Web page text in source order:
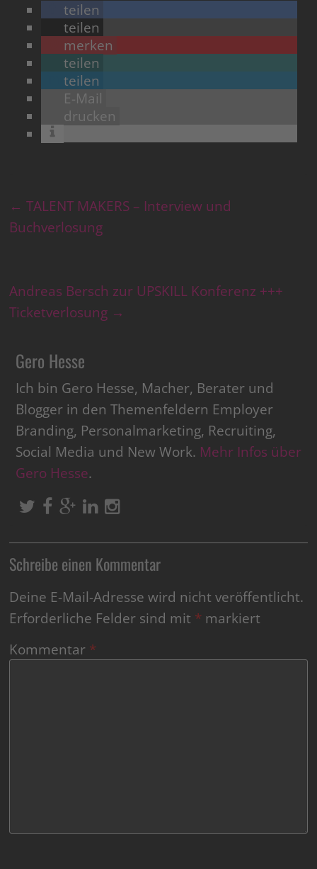
teilen
teilen
merken
teilen
teilen
E-Mail
drucken
← TALENT MAKERS – Interview und
Buchverlosung
Andreas Bersch zur UPSKILL Konferenz +++
Ticketverlosung →
Gero Hesse
Ich bin Gero Hesse, Macher, Berater und
Blogger in den Themenfeldern Employer
Branding, Personalmarketing, Recruiting,
Social Media und New Work. Mehr Infos über
Gero Hesse.
Schreibe einen Kommentar
Deine E-Mail-Adresse wird nicht veröffentlicht.
Erforderliche Felder sind mit * markiert
Kommentar *